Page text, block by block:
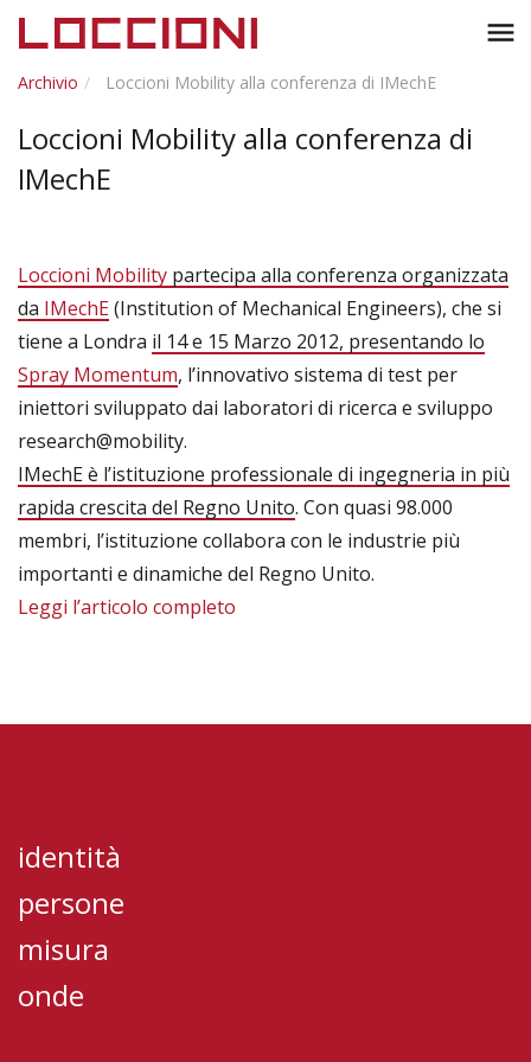
menu
Archivio Loccioni Mobility alla conferenza di IMechE
Loccioni Mobility alla conferenza di
IMechE
Loccioni Mobility partecipa alla conferenza organizzata
da IMechE(Institution of Mechanical Engineers), che si
tiene a Londra il 14 e 15 Marzo 2012, presentando lo
Spray Momentum, l’innovativo sistema di test per
iniettori sviluppato dai laboratori di ricerca e sviluppo
research@mobility.
IMechE è l’istituzione professionale di ingegneria in più
rapida crescita del Regno Unito. Con quasi 98.000
membri, l’istituzione collabora con le industrie più
importanti e dinamiche del Regno Unito.
Leggi l’articolo completo
identità
persone
misura
onde